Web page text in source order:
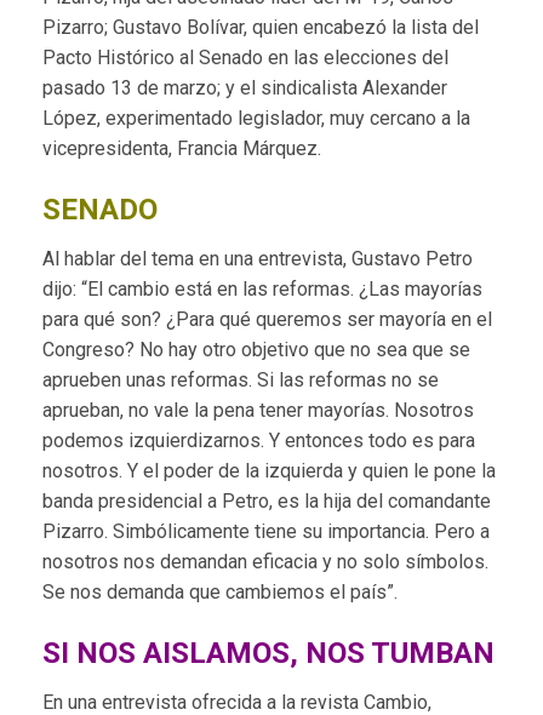
Pizarro; Gustavo Bolívar, quien encabezó la lista del
Pacto Histórico al Senado en las elecciones del
pasado 13 de marzo; y el sindicalista Alexander
López, experimentado legislador, muy cercano a la
vicepresidenta, Francia Márquez.
SENADO
Al hablar del tema en una entrevista, Gustavo Petro
dijo: “El cambio está en las reformas. ¿Las mayorías
para qué son? ¿Para qué queremos ser mayoría en el
Congreso? No hay otro objetivo que no sea que se
aprueben unas reformas. Si las reformas no se
aprueban, no vale la pena tener mayorías. Nosotros
podemos izquierdizarnos. Y entonces todo es para
nosotros. Y el poder de la izquierda y quien le pone la
banda presidencial a Petro, es la hija del comandante
Pizarro. Simbólicamente tiene su importancia. Pero a
nosotros nos demandan eficacia y no solo símbolos.
Se nos demanda que cambiemos el país”.
SI NOS AISLAMOS, NOS TUMBAN
En una entrevista ofrecida a la revista Cambio,